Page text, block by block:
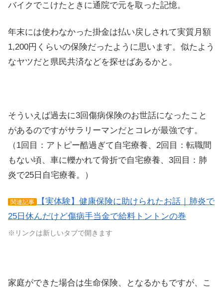
バイクでこけたときに通院で元を取った記憶。
年末には使わなかった掛金は払い戻しされて実質月額
1,200円くらいの保険だったように思います。似たよう
なヤツだと県民共済などを探せばあるかと。
そういえば過去に3回傷病保険のお世話になったこと
があるのですがサラリーマンだとコレが最強です。
（1回目：アトピー酷過ぎて自宅療養、2回目：転職間
もない頃、車に轢かれて骨折で自宅療養、3回目：肺
炎で25日自宅療養。）
関連記事
【実体験】健康保険に助けられたお話｜肺炎で
25日休んだけど傷病手当金で給料トントンの巻
※リンクは新しいタブで開きます
家庭ができた場合は生命保険、となるかもですが、こ